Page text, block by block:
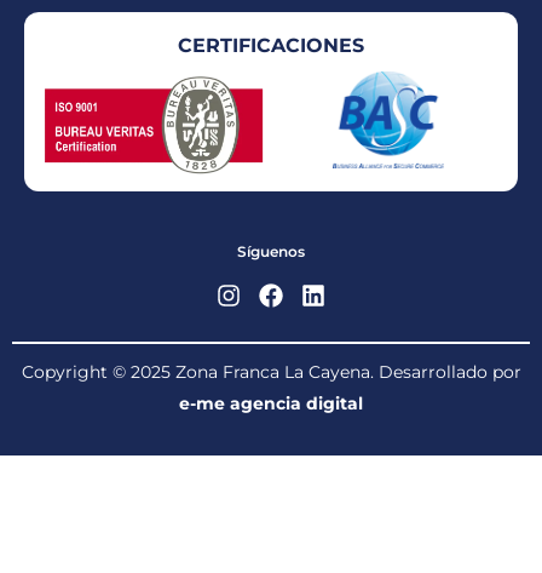
CERTIFICACIONES
Síguenos
Copyright © 2025 Zona Franca La Cayena. Desarrollado por
e-me agencia digital